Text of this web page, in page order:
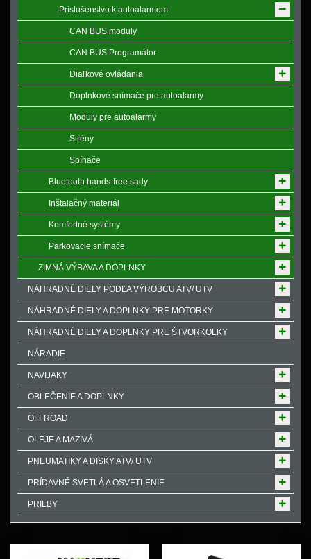
Príslušenstvo k autoalarmom
CAN BUS moduly
CAN BUS Programátor
Diaľkové ovládania
Doplnkové snímače pre autoalarmy
Moduly pre autoalarmy
Sirény
Spínače
Bluetooth hands-free sady
Inštalačný materiál
Komfortné systémy
Parkovacie snímače
ZIMNÁ VÝBAVA A DOPLNKY
NÁHRADNÉ DIELY PODĽA VÝROBCU ATV/ UTV
NÁHRADNÉ DIELY A DOPLNKY PRE MOTORKY
NÁHRADNÉ DIELY A DOPLNKY PRE ŠTVORKOLKY
NÁRADIE
NAVIJAKY
OBLEČENIE A DOPLNKY
OFFROAD
OLEJE A MAZIVÁ
PNEUMATIKY A DISKY ATV/ UTV
PRÍDAVNÉ SVETLÁ A OSVETLENIE
PRILBY